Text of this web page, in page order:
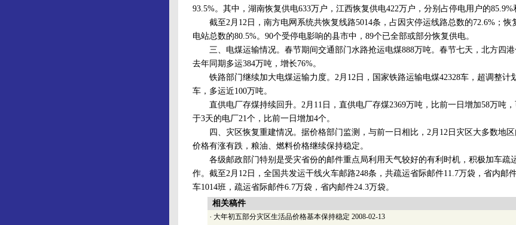
93.5%。其中，湖南恢复供电633万户，江西恢复供电422万户，分别占停电用户的85.9%
截至2月12日，南方电网系统共恢复线路5014条，占因灾停运线路总数的72.6%；恢
电站总数的80.5%。90个受停电影响的县市中，89个已全部或部分恢复供电。
三、电煤运输情况。春节期间交通部门水路抢运电煤888万吨。春节七天，北方四港
去年同期多运384万吨，增长76%。
铁路部门继续加大电煤运输力度。2月12日，国家铁路运输电煤42328车，超调整计
车，多运近100万吨。
直供电厂存煤持续回升。2月11日，直供电厂存煤2369万吨，比前一日增加58万吨，
于3天的电厂21个，比前一日增加4个。
四、灾区恢复重建情况。据价格部门监测，与前一日相比，2月12日灾区大多数地区
价格有涨有跌，粮油、燃料价格继续保持稳定。
各级邮政部门特别是受灾省份的邮件重点局利用天气较好的有利时机，积极加车疏
作。截至2月12日，全国共发运干线火车邮路248条，共疏运省际邮件11.7万袋，省内邮
车1014班，疏运省际邮件6.7万袋，省内邮件24.3万袋。
相关稿件
· 大年初五部分灾区生活品价格基本保持稳定 2008-02-13